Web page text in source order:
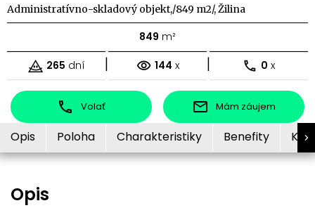
Administratívno-skladový objekt,/849 m2/, Žilina
849 m²
265 dní | 144 x | 0 x
Volať Mám záujem
Opis Poloha Charakteristiky Benefity
Opis